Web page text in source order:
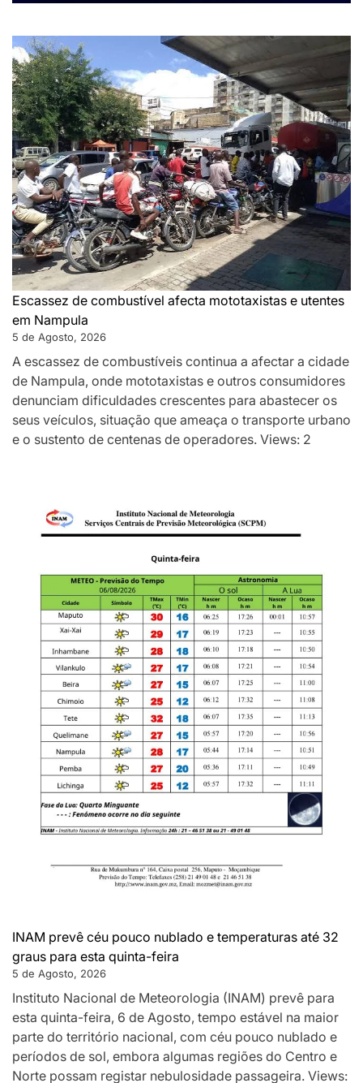
Escassez de combustível afecta mototaxistas e utentes
em Nampula
5 de Agosto, 2026
A escassez de combustíveis continua a afectar a cidade
de Nampula, onde mototaxistas e outros consumidores
denunciam dificuldades crescentes para abastecer os
seus veículos, situação que ameaça o transporte urbano
e o sustento de centenas de operadores. Views: 2
INAM prevê céu pouco nublado e temperaturas até 32
graus para esta quinta-feira
5 de Agosto, 2026
Instituto Nacional de Meteorologia (INAM) prevê para
esta quinta-feira, 6 de Agosto, tempo estável na maior
parte do território nacional, com céu pouco nublado e
períodos de sol, embora algumas regiões do Centro e
Norte possam registar nebulosidade passageira. Views: